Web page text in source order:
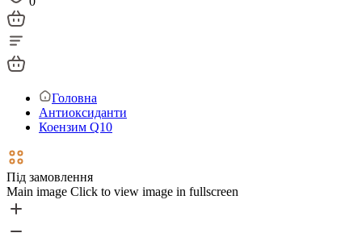
Головна
Антиоксиданти
Коензим Q10
Під замовлення
Main image Click to view image in fullscreen